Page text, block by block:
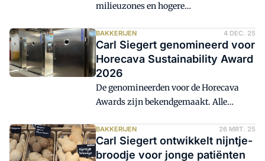
milieuzones en hogere
voor bakkerijen steeds complexer.
Klanten verwachten maximale service
en dagelijks verse producten, terwijl de
marges onder druk staan. Hoe blijf je
rendabel?
BAKKERIJEN 4 DEC. 25
Carl Siegert genomineerd voor
Horecava Sustainability Award
2026
De genomineerden voor de Horecava
Awards zijn bekendgemaakt. Alle
helpen de horeca vooruit. In de categorie
Sustainability dingt Bakkerij Carl
Siegert mee.
BAKKERIJEN 26 MRT. 25
Carl Siegert ontwikkelt nijntje-
broodje voor jonge patiënten